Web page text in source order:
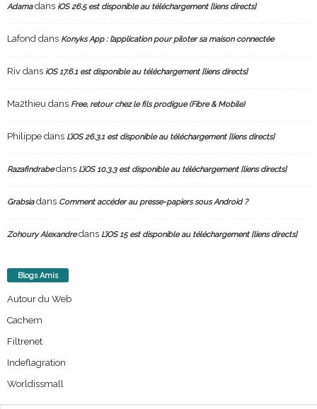
Adamadans iOS 26.5 est disponible au téléchargement [liens directs]
Lafond dans Konyks App : l’application pour piloter sa maison connectée
Riv dans iOS 17.6.1 est disponible au téléchargement [liens directs]
Ma2thieu dans Free, retour chez le fils prodigue (Fibre & Mobile)
Philippe dans L’iOS 26.3.1 est disponible au téléchargement [liens directs]
Razafindrabedans L’iOS 10.3.3 est disponible au téléchargement [liens directs]
Grabsiadans Comment accéder au presse-papiers sous Android ?
Zohoury Alexandredans L’iOS 15 est disponible au téléchargement [liens directs]
Blogs Amis
Autour du Web
Cachem
Filtrenet
Indeflagration
Worldissmall